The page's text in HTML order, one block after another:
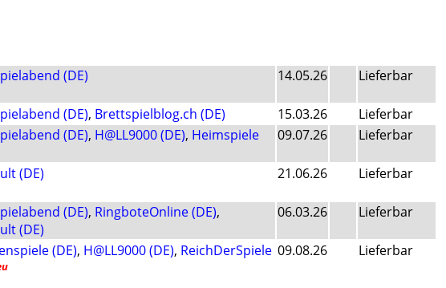
(DE) 14.05.26 Lieferbar
(DE), Brettspielblog.ch (DE) 15.03.26
Lieferbar
(DE), H@LL9000 (DE), Heimspiele
09.07.26 Lieferbar
(DE) 21.06.26 Lieferbar
(DE), RingboteOnline (DE),
(DE)
06.03.26 Lieferbar
(DE), H@LL9000 (DE), ReichDerSpiele 09.08.26 Lieferbar